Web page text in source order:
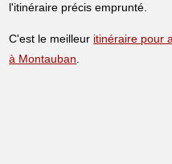
l'itinéraire précis emprunté.
C'est le meilleur itinéraire pour
à Montauban.